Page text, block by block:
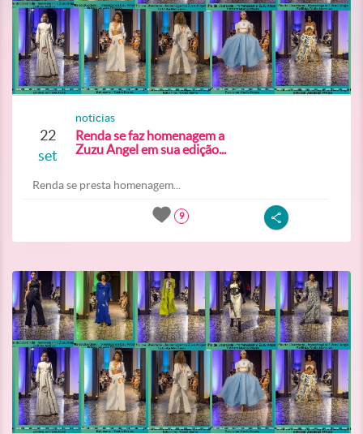
22
set
noticias
Renda se faz homenagem a
Zuzu Angel em sua edição...
Renda se presta homenagem...
9